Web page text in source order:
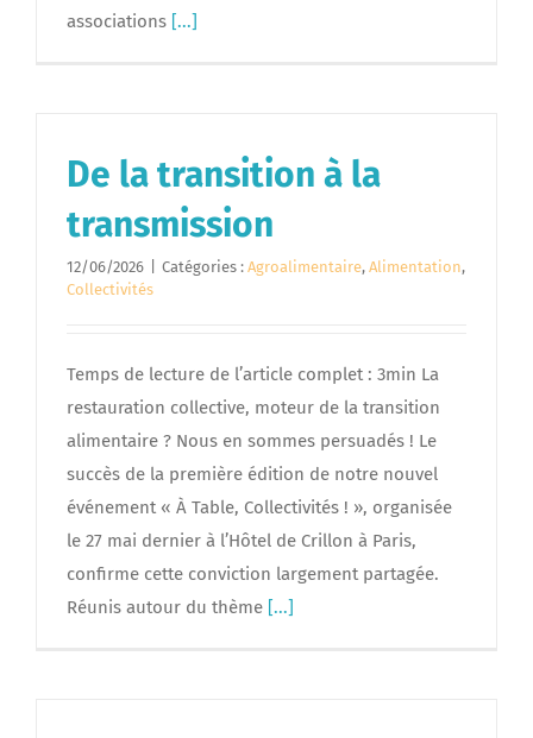
associations [...]
De la transition à la
transmission
12/06/2026 Catégories : Agroalimentaire, Alimentation,
Collectivités
Temps de lecture de l’article complet : 3min La
restauration collective, moteur de la transition
alimentaire ? Nous en sommes persuadés ! Le
succès de la première édition de notre nouvel
événement « À Table, Collectivités ! », organisée
le 27 mai dernier à l’Hôtel de Crillon à Paris,
confirme cette conviction largement partagée.
Réunis autour du thème [...]